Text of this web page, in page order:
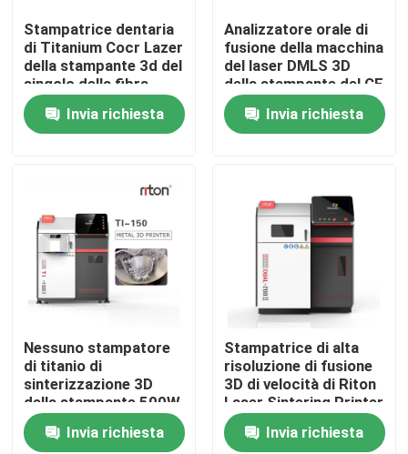
Casa
Prodotti
Fatory Tour
Controllo di qualità
notizie
Tutti i casi
Stampatrice dentaria
di Titanium Cocr Lazer
della stampante 3d del
singolo della fibra
metallo industriale del
laser Invia richiesta
Analizzatore orale di
fusione della macchina
del laser DMLS 3D
della stampante del CE
delle protesi dentarie
standard di Metal
Riton Dual-200
Invia richiesta
Nessuno stampatore
di titanio di
sinterizzazione 3D
della stampante 500W
del laser di vibrazione
Invia richiesta
Stampatrice di alta
risoluzione di fusione
3D di velocità di Riton
Laser Sintering Printer
14000mm/S
Invia richiesta